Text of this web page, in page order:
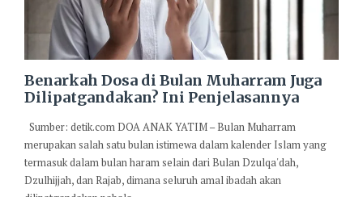
Benarkah Dosa di Bulan Muharram Juga
Dilipatgandakan? Ini Penjelasannya
Sumber: detik.com DOA ANAK YATIM – Bulan Muharram
merupakan salah satu bulan istimewa dalam kalender Islam yang
termasuk dalam bulan haram selain dari Bulan Dzulqa'dah,
Dzulhijjah, dan Rajab, dimana seluruh amal ibadah akan